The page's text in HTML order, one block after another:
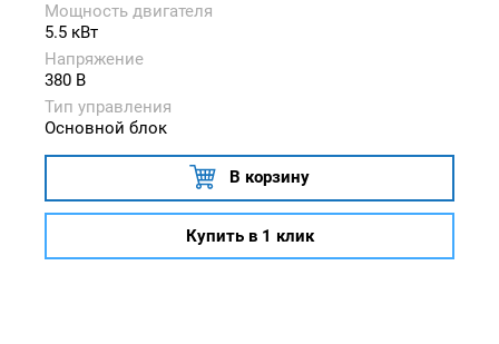
Мощность двигателя
5.5 кВт
Напряжение
380 В
Тип управления
Основной блок
В корзину
Купить в 1 клик